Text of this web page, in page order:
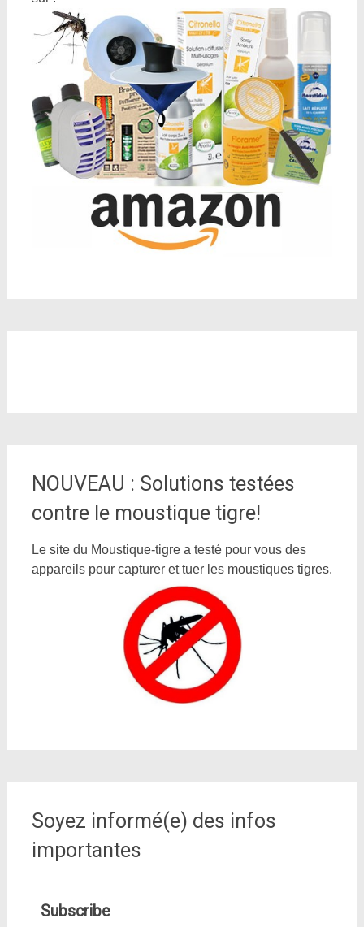
NOUVEAU : Solutions testées
contre le moustique tigre!
Le site du Moustique-tigre a testé pour vous des
appareils pour capturer et tuer les moustiques tigres.
Soyez informé(e) des infos
importantes
Subscribe